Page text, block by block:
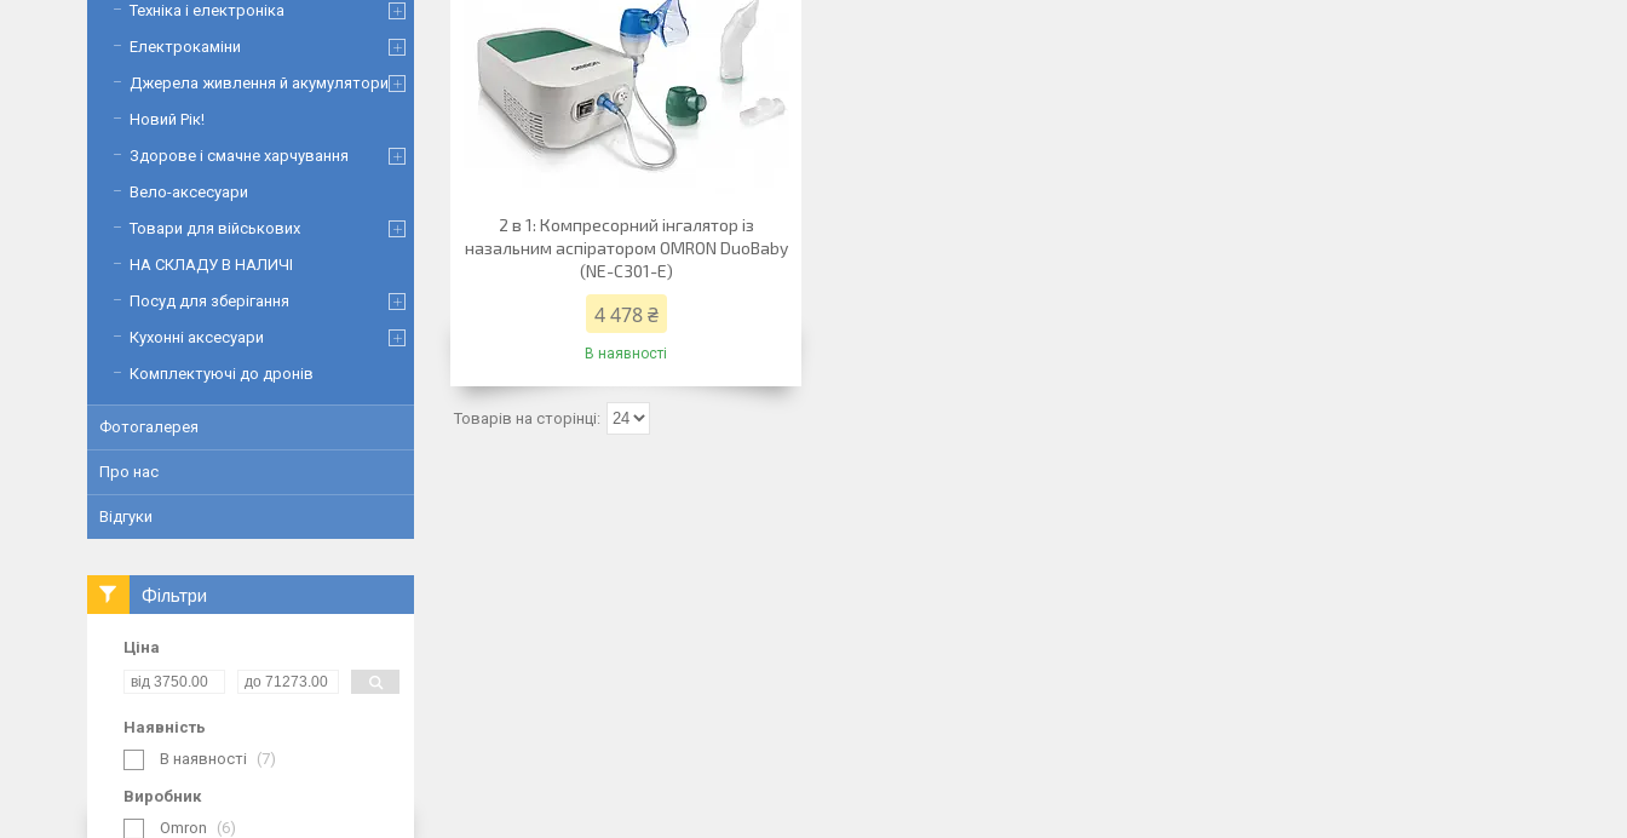
2 в 1: Компресорний інгалятор із
назальним аспіратором OMRON DuoBaby
(NE-C301-E)
4 478 ₴
В наявності
Техніка і електроніка
Електрокаміни
Джерела живлення й акумулятори
Новий Рік!
Здорове і смачне харчування
Вело-аксесуари
Товари для військових
НА СКЛАДУ В НАЛИЧІ
Посуд для зберігання
Кухонні аксесуари
Комплектуючі до дронів
Фотогалерея
Про нас
Відгуки
Фільтри
Ціна
Наявність
В наявності
7
Виробник
Omron
6